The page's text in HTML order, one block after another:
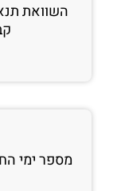
השוואת
מספר ימי